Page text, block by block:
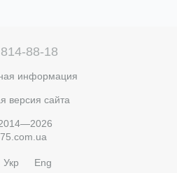
88-18
информация
версия сайта
Укр Eng